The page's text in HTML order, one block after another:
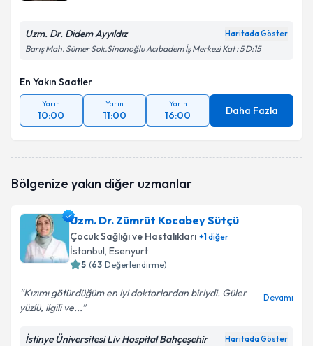
Uzm. Dr. Didem Ayyıldız Haritada Göster
Barış Mah. Sümer Sok.Sinanoğlu Acıbadem İş Merkezi Kat : 5 D:15
En Yakın Saatler
Yarın
10:00
Yarın
11:00
Yarın
16:00 Daha Fazla
Bölgenize yakın diğer uzmanlar
Uzm. Dr. Zümrüt Kocabey Sütçü
Çocuk Sağlığı ve Hastalıkları +1diğer
İstanbul, Esenyurt
5 (63 Değerlendirme)
Kızımı götürdüğüm en iyi doktorlardan biriydi. Güler
yüzlü, ilgili ve...
Devamı
İstinye Üniversitesi Liv Hospital Bahçeşehir Haritada Göster